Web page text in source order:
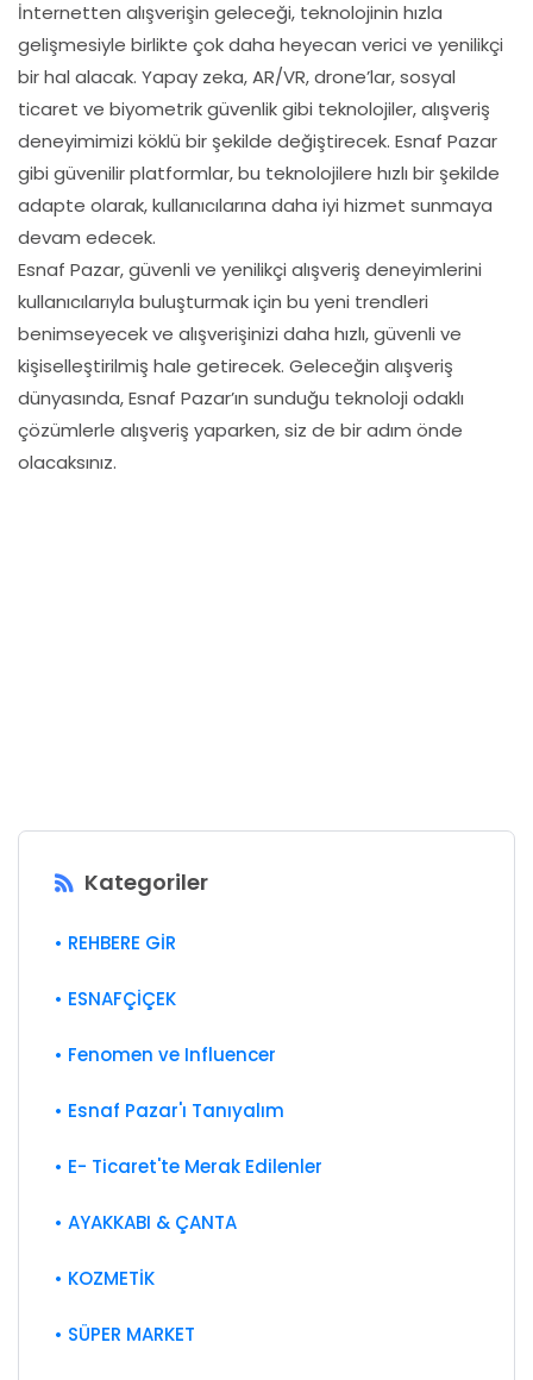
İnternetten alışverişin geleceği, teknolojinin hızla
gelişmesiyle birlikte çok daha heyecan verici ve yenilikçi
bir hal alacak. Yapay zeka, AR/VR, drone’lar, sosyal
ticaret ve biyometrik güvenlik gibi teknolojiler, alışveriş
deneyimimizi köklü bir şekilde değiştirecek. Esnaf Pazar
gibi güvenilir platformlar, bu teknolojilere hızlı bir şekilde
adapte olarak, kullanıcılarına daha iyi hizmet sunmaya
devam edecek.
Esnaf Pazar, güvenli ve yenilikçi alışveriş deneyimlerini
kullanıcılarıyla buluşturmak için bu yeni trendleri
benimseyecek ve alışverişinizi daha hızlı, güvenli ve
kişiselleştirilmiş hale getirecek. Geleceğin alışveriş
dünyasında, Esnaf Pazar’ın sunduğu teknoloji odaklı
çözümlerle alışveriş yaparken, siz de bir adım önde
olacaksınız.
Kategoriler
• REHBERE GİR
• ESNAFÇİÇEK
• Fenomen ve Influencer
• Esnaf Pazar'ı Tanıyalım
• E- Ticaret'te Merak Edilenler
• AYAKKABI & ÇANTA
• KOZMETİK
• SÜPER MARKET